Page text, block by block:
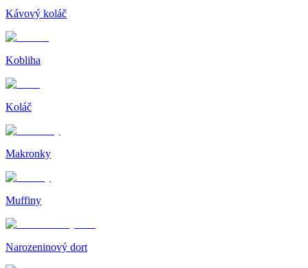
Kávový koláč
Kobliha
Koláč
Makronky
Muffiny
Narozeninový dort